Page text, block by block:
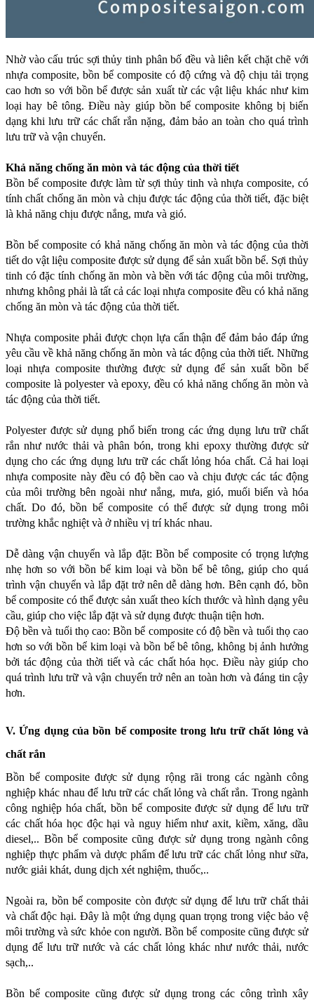
Nhờ vào cấu trúc sợi thủy tinh phân bố đều và liên kết chặt chẽ với
nhựa composite, bồn bể composite có độ cứng và độ chịu tải trọng
cao hơn so với bồn bể được sản xuất từ các vật liệu khác như kim
loại hay bê tông. Điều này giúp bồn bể composite không bị biến
dạng khi lưu trữ các chất rắn nặng, đảm bảo an toàn cho quá trình
lưu trữ và vận chuyển.
Khả năng chống ăn mòn và tác động của thời tiết
Bồn bể composite được làm từ sợi thủy tinh và nhựa composite, có
tính chất chống ăn mòn và chịu được tác động của thời tiết, đặc biệt
là khả năng chịu được nắng, mưa và gió.
Bồn bể composite có khả năng chống ăn mòn và tác động của thời
tiết do vật liệu composite được sử dụng để sản xuất bồn bể. Sợi thủy
tinh có đặc tính chống ăn mòn và bền với tác động của môi trường,
nhưng không phải là tất cả các loại nhựa composite đều có khả năng
chống ăn mòn và tác động của thời tiết.
Nhựa composite phải được chọn lựa cẩn thận để đảm bảo đáp ứng
yêu cầu về khả năng chống ăn mòn và tác động của thời tiết. Những
loại nhựa composite thường được sử dụng để sản xuất bồn bể
composite là polyester và epoxy, đều có khả năng chống ăn mòn và
tác động của thời tiết.
Polyester được sử dụng phổ biến trong các ứng dụng lưu trữ chất
rắn như nước thải và phân bón, trong khi epoxy thường được sử
dụng cho các ứng dụng lưu trữ các chất lỏng hóa chất. Cả hai loại
nhựa composite này đều có độ bền cao và chịu được các tác động
của môi trường bên ngoài như nắng, mưa, gió, muối biển và hóa
chất. Do đó, bồn bể composite có thể được sử dụng trong môi
trường khắc nghiệt và ở nhiều vị trí khác nhau.
Dễ dàng vận chuyển và lắp đặt: Bồn bể composite có trọng lượng
nhẹ hơn so với bồn bể kim loại và bồn bể bê tông, giúp cho quá
trình vận chuyển và lắp đặt trở nên dễ dàng hơn. Bên cạnh đó, bồn
bể composite có thể được sản xuất theo kích thước và hình dạng yêu
cầu, giúp cho việc lắp đặt và sử dụng được thuận tiện hơn.
Độ bền và tuổi thọ cao: Bồn bể composite có độ bền và tuổi thọ cao
hơn so với bồn bể kim loại và bồn bể bê tông, không bị ảnh hưởng
bởi tác động của thời tiết và các chất hóa học. Điều này giúp cho
quá trình lưu trữ và vận chuyển trở nên an toàn hơn và đáng tin cậy
hơn.
V. Ứng dụng của bồn bể composite trong lưu trữ chất lỏng và
chất rắn
Bồn bể composite được sử dụng rộng rãi trong các ngành công
nghiệp khác nhau để lưu trữ các chất lỏng và chất rắn. Trong ngành
công nghiệp hóa chất, bồn bể composite được sử dụng để lưu trữ
các chất hóa học độc hại và nguy hiểm như axit, kiềm, xăng, dầu
diesel,.. Bồn bể composite cũng được sử dụng trong ngành công
nghiệp thực phẩm và dược phẩm để lưu trữ các chất lỏng như sữa,
nước giải khát, dung dịch xét nghiệm, thuốc,..
Ngoài ra, bồn bể composite còn được sử dụng để lưu trữ chất thải
và chất độc hại. Đây là một ứng dụng quan trọng trong việc bảo vệ
môi trường và sức khỏe con người. Bồn bể composite cũng được sử
dụng để lưu trữ nước và các chất lỏng khác như nước thải, nước
sạch,..
Bồn bể composite cũng được sử dụng trong các công trình xây